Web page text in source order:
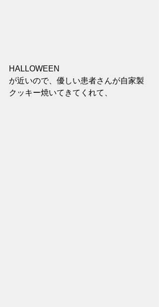
HALLOWEEN
が近いので、優しい患者さんが自家製
クッキー焼いてきてくれて、